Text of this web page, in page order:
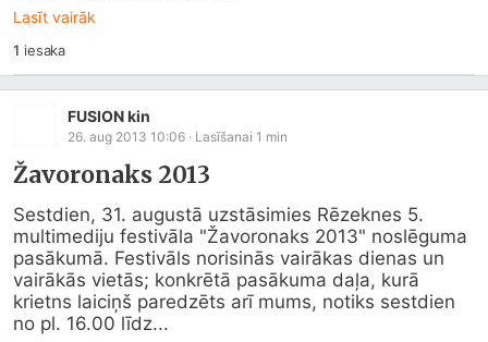
Lasīt vairāk
1 iesaka
FUSION kin
26. aug 2013 10:06 · Lasīšanai 1 min
Žavoronaks 2013
Sestdien, 31. augustā uzstāsimies Rēzeknes 5.
multimediju festivāla "Žavoronaks 2013" noslēguma
pasākumā. Festivāls norisinās vairākas dienas un
vairākās vietās; konkrētā pasākuma daļa, kurā
krietns laiciņš paredzēts arī mums, notiks sestdien
no pl. 16.00 līdz...